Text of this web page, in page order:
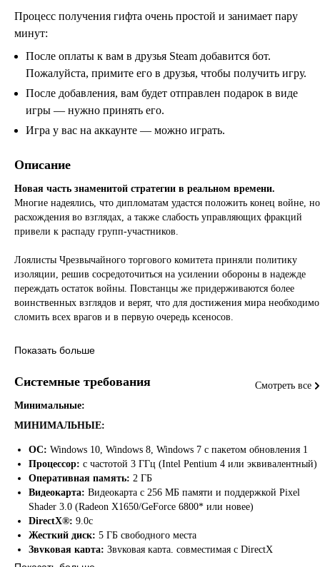
Процесс получения гифта очень простой и занимает пару
минут:
После оплаты к вам в друзья Steam добавится бот.
Пожалуйста, примите его в друзья, чтобы получить игру.
После добавления, вам будет отправлен подарок в виде
игры — нужно принять его.
Игра у вас на аккаунте — можно играть.
Описание
Новая часть знаменитой стратегии в реальном времени.
Многие надеялись, что дипломатам удастся положить конец войне, но
расхождения во взглядах, а также слабость управляющих фракций
привели к распаду групп-участников.
Лоялисты Чрезвычайного торгового комитета приняли политику
изоляции, решив сосредоточиться на усилении обороны в надежде
переждать остаток войны. Повстанцы же придерживаются более
воинственных взглядов и верят, что для достижения мира необходимо
сломить всех врагов и в первую очередь ксеносов.
Впервые в истории Пришествие оказалось расколото войной.
тлетворное влияние изнутри отвратило цивилизацию от ее истиной
цели.
Разлом в империи Вазари выражен не столь ярко, однако не менее
жесток по отношению к ее жителям. Вазари отчаянно стремится
занять новые регионы космоса, и фракция лоялистов, отринув всякое
взаимодействие, готова пойти на все, лишь бы получить необходимые
ресурсы. Повстанческая фракция, наоборот, признает необходимость
действовать сообща с другими расами и полагает, что без них от
наседающего врага не спастись.
Сразитесь за господство в галактике в Sins of a Solar Empire: Rebellion
Показать больше
Системные требования
Смотреть все
Минимальные:
МИНИМАЛЬНЫЕ:
ОС: Windows 10, Windows 8, Windows 7 с пакетом обновления 1
Процессор: с частотой 3 ГГц (Intel Pentium 4 или эквивалентный)
Оперативная память: 2 ГБ
Видеокарта: Видеокарта с 256 МБ памяти и поддержкой Pixel
Shader 3.0 (Radeon X1650/GeForce 6800* или новее)
DirectX®: 9.0c
Жесткий диск: 5 ГБ свободного места
Звуковая карта: Звуковая карта, совместимая с DirectX
Другие требования: